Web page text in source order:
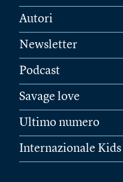
Autori
Newsletter
Podcast
Savage love
Ultimo numero
Internazionale Kids